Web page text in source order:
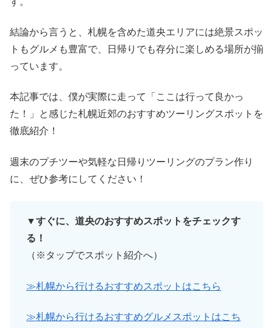
結論から言うと、札幌を含めた道央エリアには絶景スポッ
トもグルメも豊富で、日帰りでも存分に楽しめる場所が揃
っています。
本記事では、僕が実際に走って「ここは行って良かっ
た！」と感じた札幌近郊のおすすめツーリングスポットを
徹底紹介！
週末のプチツーや気軽な日帰りツーリングのプラン作り
に、ぜひ参考にしてください！
▼すぐに、道央のおすすめスポットをチェックす
る！
（※タップでスポット紹介へ）
≫札幌から行けるおすすめスポットはこちら
≫札幌から行けるおすすめグルメスポットはこち